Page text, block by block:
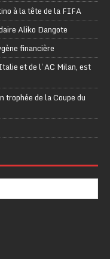
à la tête de la FIFA
Aliko Dangote
financière
et de l’AC Milan, est
trophée de la Coupe du